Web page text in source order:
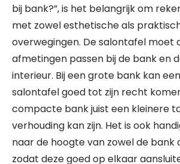
bij bank?”, is het belangrijk om
met zowel esthetische als
overwegingen. De salontafel moet
afmetingen passen bij de bank en
interieur. Bij een grote bank kan
salontafel goed tot zijn recht
compacte bank juist een kleinere
verhouding kan zijn. Het is ook
naar de hoogte van zowel de bank
zodat deze goed op elkaar